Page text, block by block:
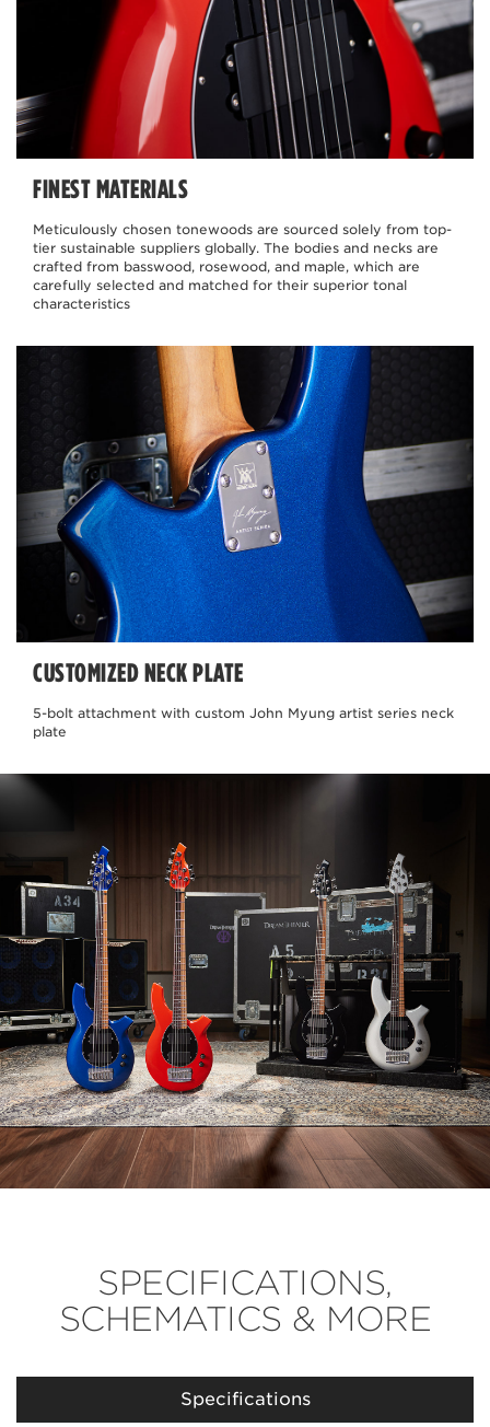
FINEST MATERIALS
Meticulously chosen tonewoods are sourced solely from top-
tier sustainable suppliers globally. The bodies and necks are
crafted from basswood, rosewood, and maple, which are
carefully selected and matched for their superior tonal
characteristics
CUSTOMIZED NECK PLATE
5-bolt attachment with custom John Myung artist series neck
plate
SPECIFICATIONS,
SCHEMATICS & MORE
Specifications